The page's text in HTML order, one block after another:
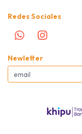
Redes Sociales
Newletter